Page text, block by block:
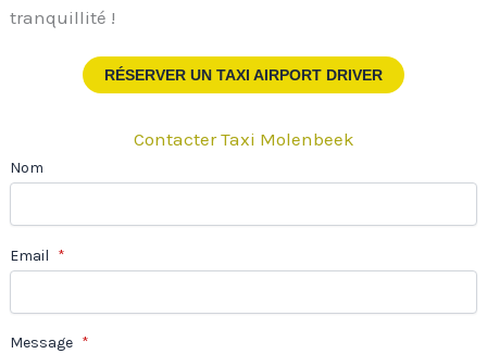
tranquillité !
RÉSERVER UN TAXI AIRPORT DRIVER
Contacter Taxi Molenbeek
Nom
Email *
Message *